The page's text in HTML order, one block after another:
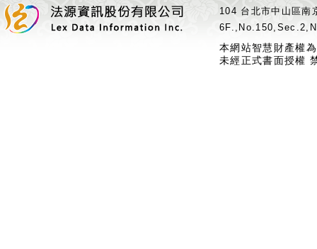
104 台北市中山區
本網站智慧財產權
未經正式書面授權